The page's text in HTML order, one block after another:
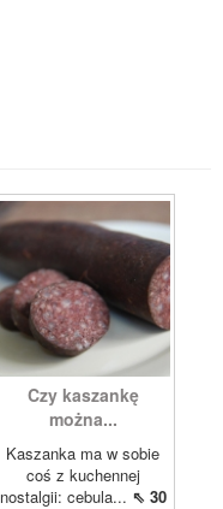
Czy kaszankę
można...
Kaszanka ma w sobie
coś z kuchennej
nostalgii: cebula... ⇖ 30